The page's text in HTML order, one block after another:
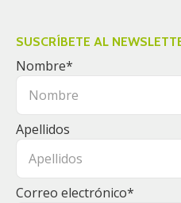
SUSCRÍBETE AL
Nombre*
Apellidos
Correo electrónico*